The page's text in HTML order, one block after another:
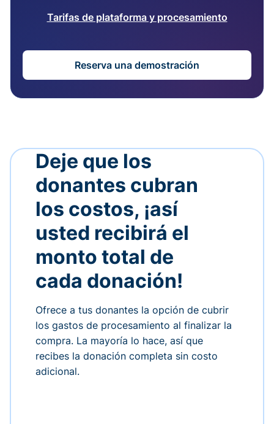
Tarifas de plataforma y procesamiento
Reserva una demostración
Deje que los
donantes cubran
los costos, ¡así
usted recibirá el
monto total de
cada donación!
Ofrece a tus donantes la opción de cubrir
los gastos de procesamiento al finalizar la
compra. La mayoría lo hace, así que
recibes la donación completa sin costo
adicional.